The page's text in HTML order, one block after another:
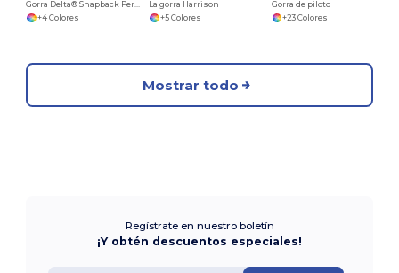
Gorra Delta® Snapback Perforada
+4 Colores
La gorra Harrison
+5 Colores
Gorra de piloto
+23 Colores
Mostrar todo
Regístrate en nuestro boletín
¡Y obtén descuentos especiales!